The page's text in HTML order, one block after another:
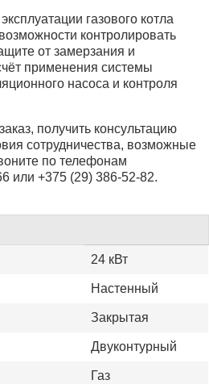
газового котла
контролировать
от замерзания и
применения системы
насоса и контроля
получить консультацию
сотрудничества, возможные
по телефонам
или +375 (29) 386-52-82.
24 кВт
Настенный
Закрытая
Двуконтурный
Газ